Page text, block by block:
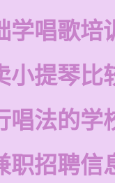
学唱歌培
小提琴比
唱法的学
职招聘信